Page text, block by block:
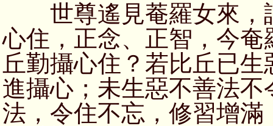
世尊遙見菴羅女來，
心住，正念、正智，今
丘勤攝心住？若比丘已
進攝心；未生惡不善法
法，令住不忘，修習增